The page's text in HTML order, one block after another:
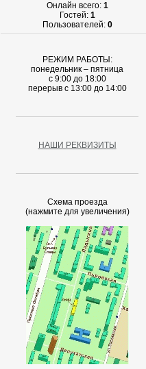
Онлайн всего: 1
Гостей: 1
Пользователей: 0
РЕЖИМ РАБОТЫ:
понедельник – пятница
с 9:00 до 18:00
перерыв с 13:00 до 14:00
НАШИ РЕКВИЗИТЫ
Схема проезда
(нажмите для увеличения)